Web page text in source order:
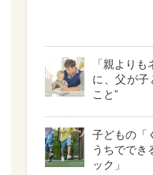
「親より
に、父が子
こと”
子どもの「
うちででき
ック」